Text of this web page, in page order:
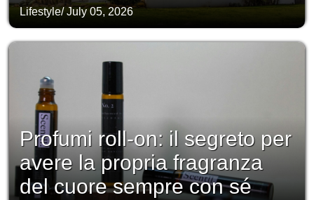
Lifestyle/July 05, 2026
Profumi roll-on: il segreto per
avere la propria fragranza
del cuore sempre con sé